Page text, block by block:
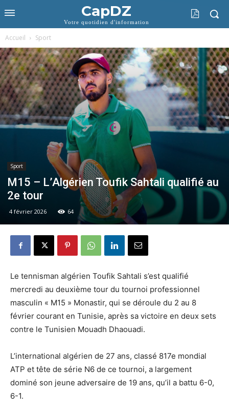
CapDZ
Votre quotidien d'information
Accueil Sport
Sport
M15 – L’Algérien Toufik Sahtali qualifié au
2e tour
4 février 2026 64
Le tennisman algérien Toufik Sahtali s’est qualifié
mercredi au deuxième tour du tournoi professionnel
masculin « M15 » Monastir, qui se déroule du 2 au 8
février courant en Tunisie, après sa victoire en deux sets
contre le Tunisien Mouadh Dhaouadi.
L’international algérien de 27 ans, classé 817e mondial
ATP et tête de série N6 de ce tournoi, a largement
dominé son jeune adversaire de 19 ans, qu’il a battu 6-0,
6-1.